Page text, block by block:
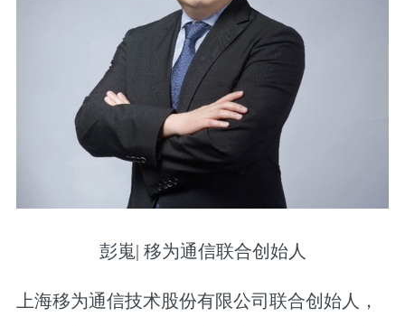
彭嵬| 移为通信联合创始人
上海移为通信技术股份有限公司联合创始人，